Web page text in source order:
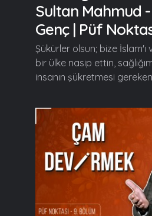
Sultan Mahmud
Genç | Püf
Şükürler olsun; bize
bir ülke nasip ettin,
insanın şükretmesi